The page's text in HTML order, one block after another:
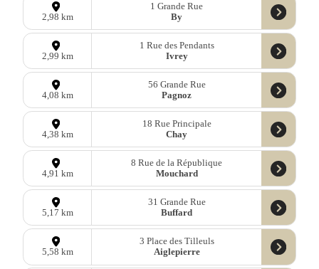
2,98 km
1 Grande Rue
By
2,99 km
1 Rue des Pendants
Ivrey
4,08 km
56 Grande Rue
Pagnoz
4,38 km
18 Rue Principale
Chay
4,91 km
8 Rue de la République
Mouchard
5,17 km
31 Grande Rue
Buffard
5,58 km
3 Place des Tilleuls
Aiglepierre